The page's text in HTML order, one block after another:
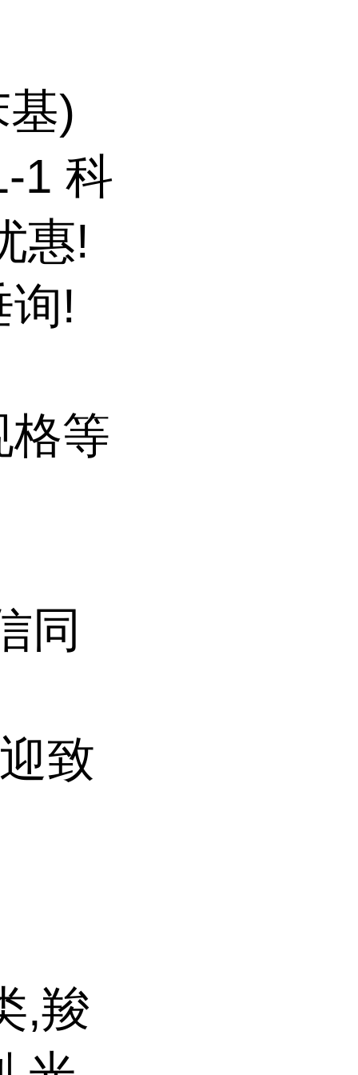
)
1 科
惠!
!
格等
同
致
,羧